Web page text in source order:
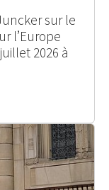
sur le
l’Europe
2026 à